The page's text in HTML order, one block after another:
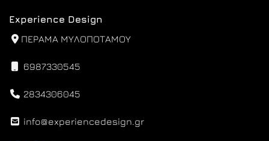
Experience Design
ΠΕΡΑΜΑ ΜΥΛΟΠΟΤΑΜΟΥ
6987330545
2834306045
info@experiencedesign.gr